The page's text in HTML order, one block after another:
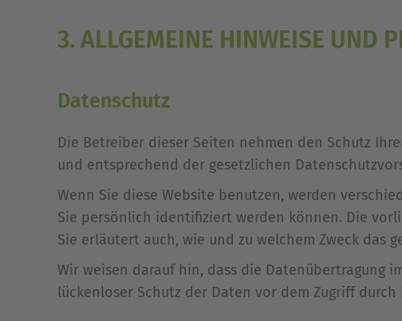
3. ALLGEMEINE HINWEISE UND
Datenschutz
Die Betreiber dieser Seiten nehmen den Schutz
und entsprechend der gesetzlichen
Wenn Sie diese Website benutzen, werden
Sie persönlich identifiziert werden können. Die
Sie erläutert auch, wie und zu welchem Zweck das
Wir weisen darauf hin, dass die Datenübertragung
lückenloser Schutz der Daten vor dem Zugriff